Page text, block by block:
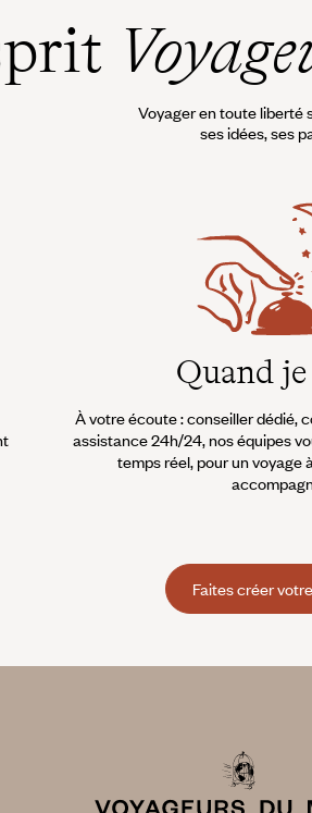
Voyager en toute liberté
ses idées, ses
Quand
À votre écoute : conseiller dédié,
assistance 24h/24, nos équipes
temps réel, pour un voyage
Faites créer